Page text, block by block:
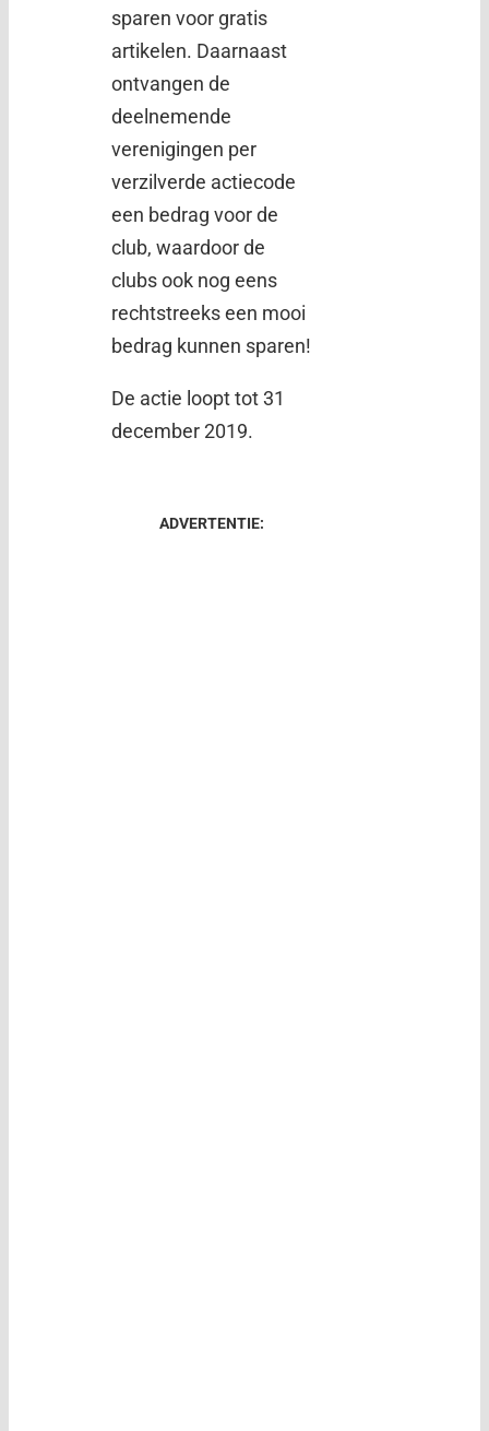
sparen voor gratis
artikelen. Daarnaast
ontvangen de
deelnemende
verenigingen per
verzilverde actiecode
een bedrag voor de
club, waardoor de
clubs ook nog eens
rechtstreeks een mooi
bedrag kunnen sparen!
De actie loopt tot 31
december 2019.
ADVERTENTIE: